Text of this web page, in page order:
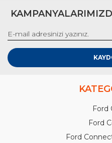
Ford
Ford
Ford